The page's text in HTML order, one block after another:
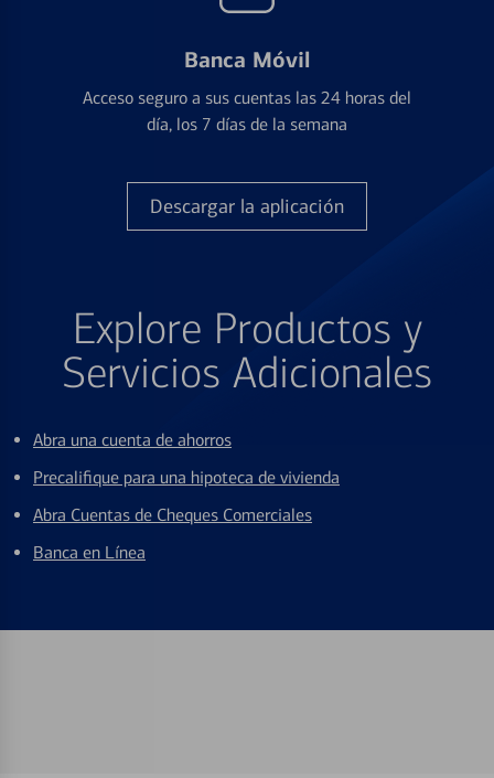
Banca Móvil
Acceso seguro a sus cuentas las 24 horas del
día, los 7 días de la semana
Descargar la aplicación
Explore Productos y
Servicios Adicionales
Abra una cuenta de ahorros
Precalifique para una hipoteca de vivienda
Abra Cuentas de Cheques Comerciales
Banca en Línea